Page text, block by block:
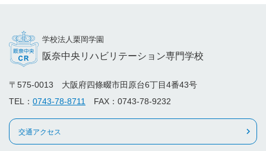
学校法人栗岡学園
阪奈中央リハビリテーション専門学校
〒575-0013 大阪府四條畷市田原台6丁目4番43号
TEL： 0743-78-8711 FAX：0743-78-9232
交通アクセス